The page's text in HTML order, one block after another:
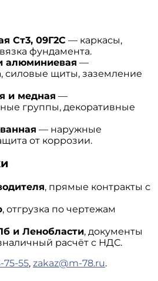
Ст3, 09Г2С — каркасы,
фундамента.
алюминиевая —
силовые щиты, заземление
и медная —
группы, декоративные
— наружные
от коррозии.
, прямые контракты с
, отгрузка по чертежам
и Ленобласти, документы
расчёт с НДС.
75-55, zakaz@m-78.ru.